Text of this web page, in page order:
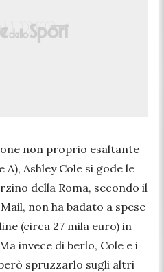
non proprio esaltante
A), Ashley Cole si gode le
della Roma, secondo il
non ha badato a spese
(circa 27 mila euro) in
invece di berlo, Cole e i
spruzzarlo sugli altri